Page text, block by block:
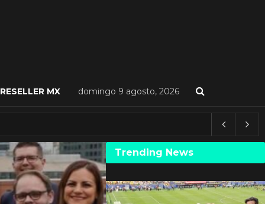
RESELLER MX domingo 9 agosto, 2026
Trending News